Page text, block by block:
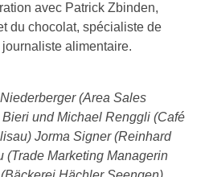
avec Patrick Zbinden,
du chocolat, spécialiste de
journaliste alimentaire.
(Area Sales
und Michael Renggli (Café
Jorma Signer (Reinhard
(Trade Marketing Managerin